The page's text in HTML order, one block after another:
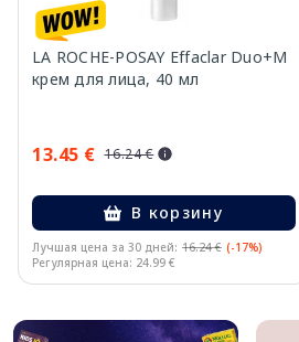
LA ROCHE-POSAY Effaclar Duo+M
крем для лица, 40 мл
13.45 € 16.24 €
В корзину
Лучшая цена за 30 дней: 16.24 € (-17%)
Регулярная цена: 24.99 €